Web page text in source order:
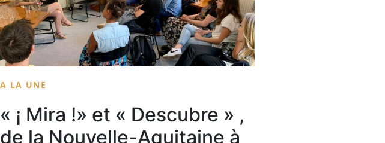
A LA UNE
« ¡ Mira !» et « Descubre » ,
de la Nouvelle-Aquitaine à